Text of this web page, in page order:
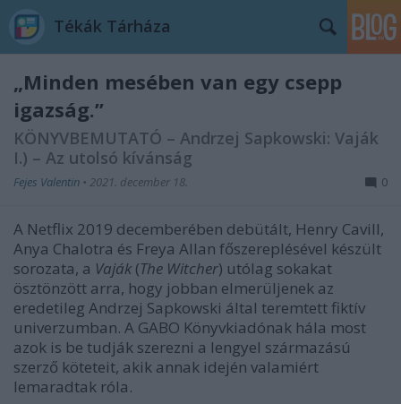
Tékák Tárháza
„Minden mesében van egy csepp
igazság.”
KÖNYVBEMUTATÓ – Andrzej Sapkowski: Vaják
I.) – Az utolsó kívánság
Fejes Valentin • 2021. december 18. 0
A Netflix 2019 decemberében debütált, Henry Cavill,
Anya Chalotra és Freya Allan főszereplésével készült
sorozata, a Vaják (The Witcher) utólag sokakat
ösztönzött arra, hogy jobban elmerüljenek az
eredetileg Andrzej Sapkowski által teremtett fiktív
univerzumban. A GABO Könyvkiadónak hála most
azok is be tudják szerezni a lengyel származású
szerző köteteit, akik annak idején valamiért
lemaradtak róla.